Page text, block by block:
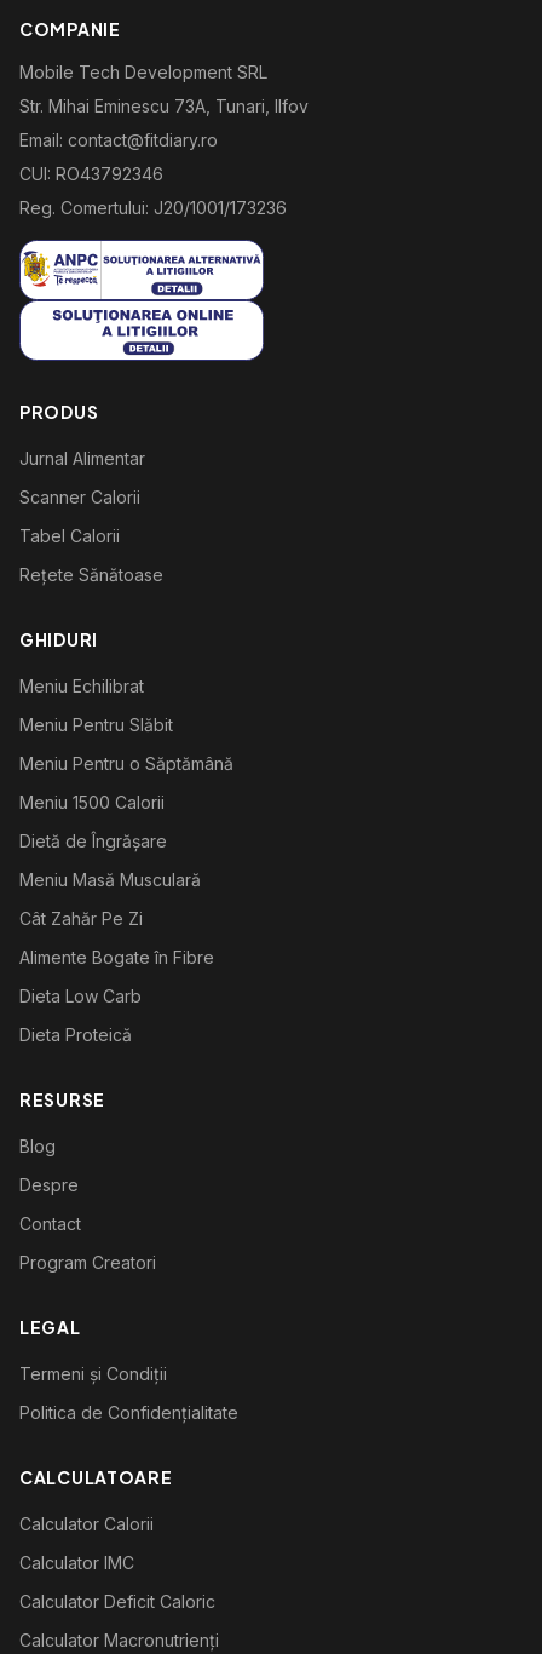
COMPANIE
Mobile Tech Development SRL
Str. Mihai Eminescu 73A, Tunari, Ilfov
Email: contact@fitdiary.ro
CUI: RO43792346
Reg. Comertului: J20/1001/173236
PRODUS
Jurnal Alimentar
Scanner Calorii
Tabel Calorii
Rețete Sănătoase
GHIDURI
Meniu Echilibrat
Meniu Pentru Slăbit
Meniu Pentru o Săptămână
Meniu 1500 Calorii
Dietă de Îngrășare
Meniu Masă Musculară
Cât Zahăr Pe Zi
Alimente Bogate în Fibre
Dieta Low Carb
Dieta Proteică
RESURSE
Blog
Despre
Contact
Program Creatori
LEGAL
Termeni și Condiții
Politica de Confidențialitate
CALCULATOARE
Calculator Calorii
Calculator IMC
Calculator Deficit Caloric
Calculator Macronutrienți